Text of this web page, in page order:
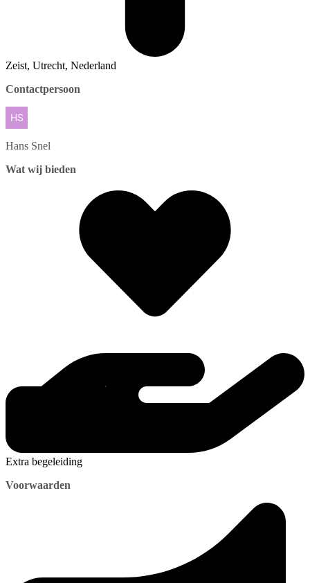
Zeist, Utrecht, Nederland
Contactpersoon
Hans Snel
Wat wij bieden
Extra begeleiding
Voorwaarden